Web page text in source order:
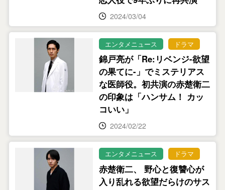
2024/03/04
エンタメニュース ドラマ
錦戸亮が「Re:リベンジ-欲望
の果てに-」でミステリアス
な医師役。初共演の赤楚衛二
の印象は「ハンサム！ カッ
コいい」
2024/02/22
エンタメニュース ドラマ
赤楚衛二、 野心と復讐心が
入り乱れる欲望だらけのサス